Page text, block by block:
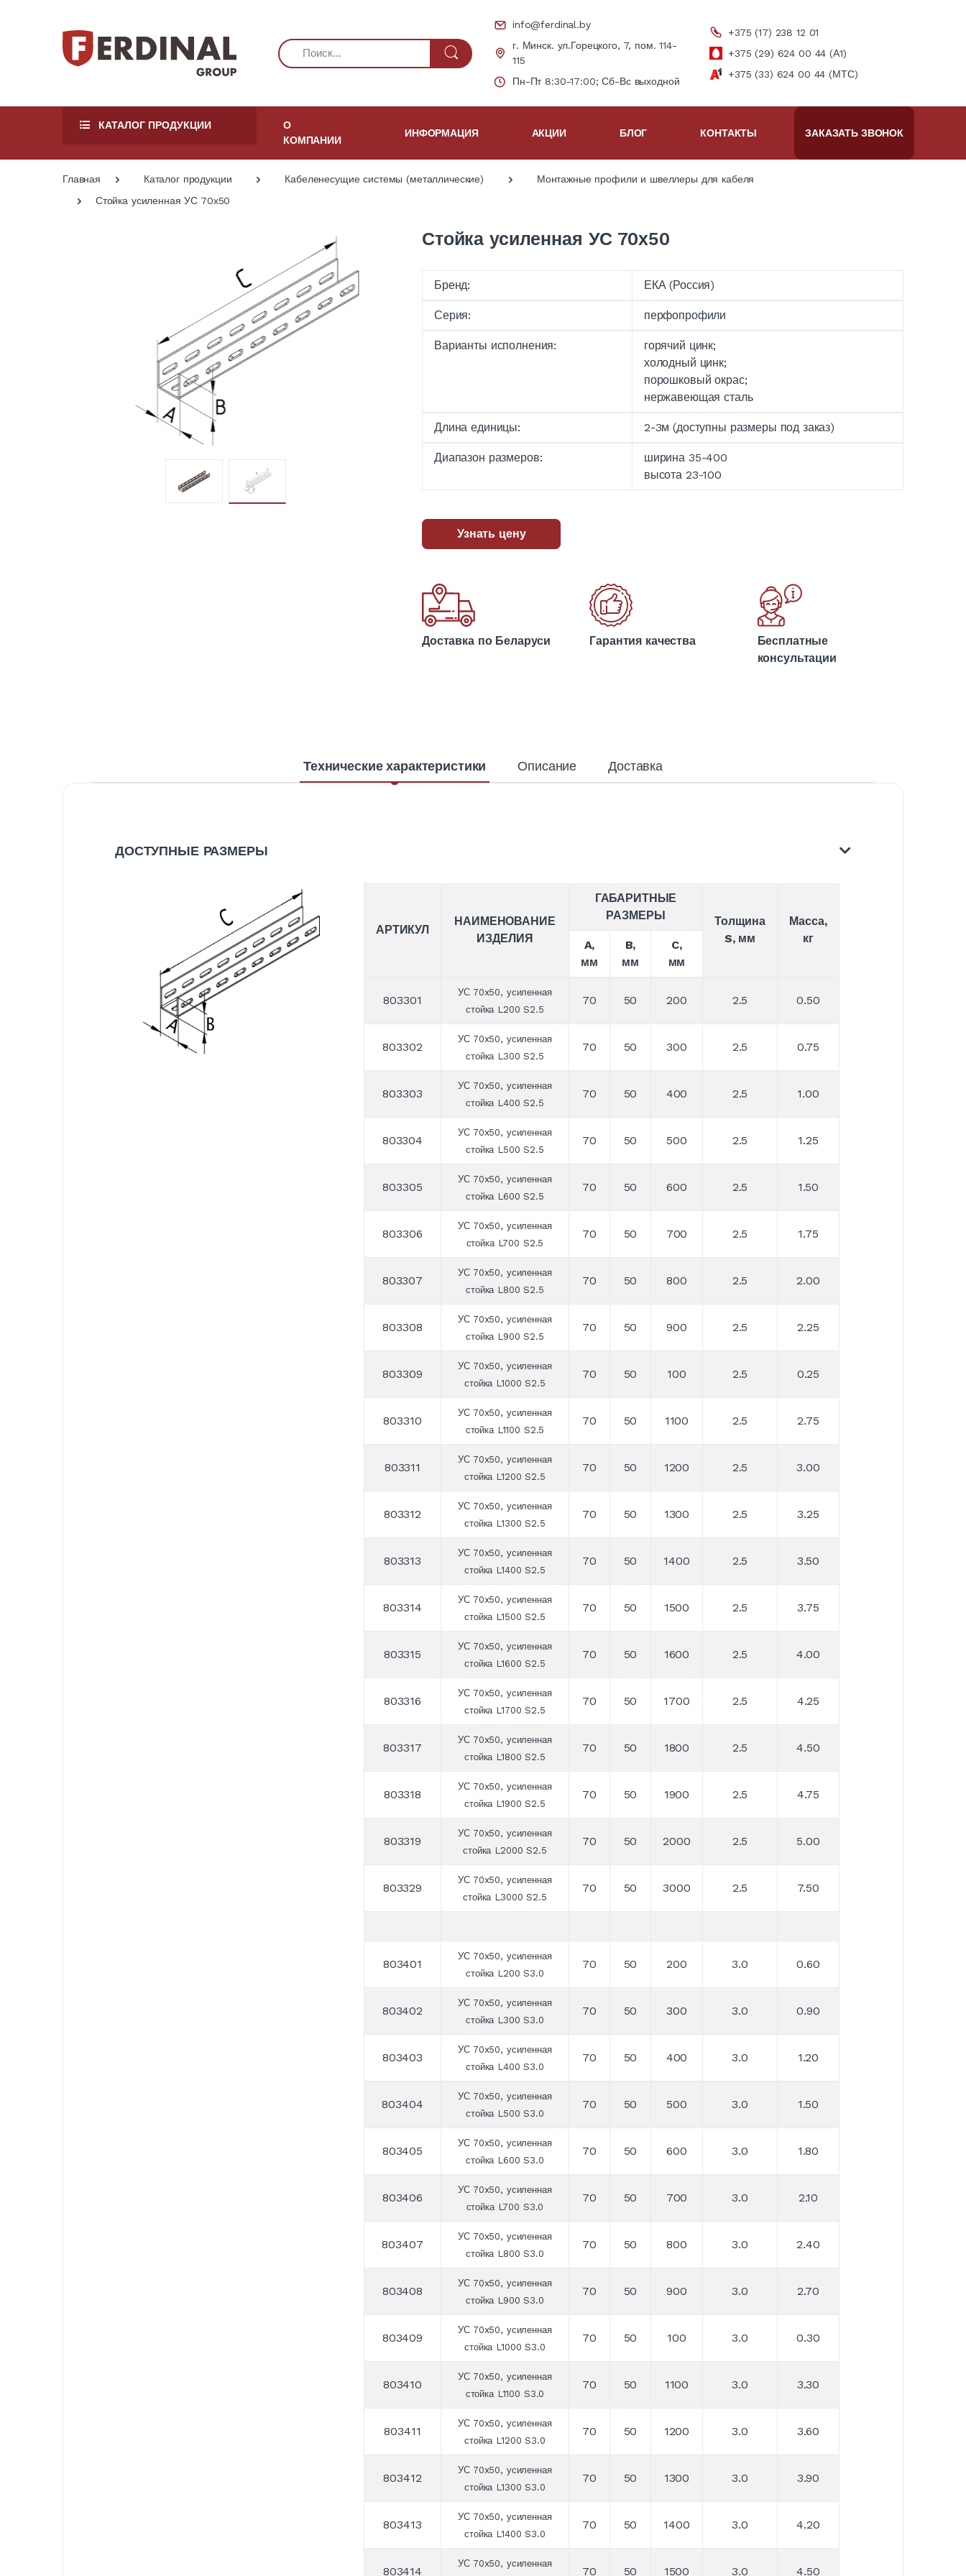
info@ferdinal.by
г. Минск. ул.Горецкого, 7, пом. 114-
115
Пн-Пт 8:30-17:00; Сб-Вс выходной
+375 (17) 238 12 01
+375 (29) 624 00 44 (А1)
+375 (33) 624 00 44 (МТС)
КАТАЛОГ ПРОДУКЦИИ
О
КОМПАНИИ
ИНФОРМАЦИЯ АКЦИИ БЛОГ КОНТАКТЫ ЗАКАЗАТЬ ЗВОНОК
Главная Каталог продукции Кабеленесущие системы (металлические)
Монтажные профили и швеллеры для кабеля
Стойка усиленная УС 70х50
Стойка усиленная УС 70х50
Бренд: ЕКА (Россия)
Серия: перфопрофили
Варианты исполнения:
горячий цинк;
холодный цинк;
порошковый окрас;
нержавеющая сталь
Длина единицы: 2-3м (доступны размеры под заказ)
Диапазон размеров:
ширина 35-400
высота 23-100
Узнать цену
Доставка по Беларуси Гарантия качества
Бесплатные
консультации
Технические характеристики Описание Доставка
ДОСТУПНЫЕ РАЗМЕРЫ
АРТИКУЛ
НАИМЕНОВАНИЕ
ИЗДЕЛИЯ
ГАБАРИТНЫЕ
РАЗМЕРЫ
Толщина
S, мм
Масса,
кг
A,
мм
B,
мм
C,
мм
803301
УС 70x50, усиленная
стойка L200 S2.5
70 50 200 2.5 0.50
803302
УС 70x50, усиленная
стойка L300 S2.5
70 50 300 2.5 0.75
803303
УС 70x50, усиленная
стойка L400 S2.5
70 50 400 2.5 1.00
803304
УС 70x50, усиленная
стойка L500 S2.5
70 50 500 2.5 1.25
803305
УС 70x50, усиленная
стойка L600 S2.5
70 50 600 2.5 1.50
803306
УС 70x50, усиленная
стойка L700 S2.5
70 50 700 2.5 1.75
803307
УС 70x50, усиленная
стойка L800 S2.5
70 50 800 2.5 2.00
803308
УС 70x50, усиленная
стойка L900 S2.5
70 50 900 2.5 2.25
803309
УС 70x50, усиленная
стойка L1000 S2.5
70 50 100 2.5 0.25
803310
УС 70x50, усиленная
стойка L1100 S2.5
70 50 1100 2.5 2.75
803311
УС 70x50, усиленная
стойка L1200 S2.5
70 50 1200 2.5 3.00
803312
УС 70x50, усиленная
стойка L1300 S2.5
70 50 1300 2.5 3.25
803313
УС 70x50, усиленная
стойка L1400 S2.5
70 50 1400 2.5 3.50
803314
УС 70x50, усиленная
стойка L1500 S2.5
70 50 1500 2.5 3.75
803315
УС 70x50, усиленная
стойка L1600 S2.5
70 50 1600 2.5 4.00
803316
УС 70x50, усиленная
стойка L1700 S2.5
70 50 1700 2.5 4.25
803317
УС 70x50, усиленная
стойка L1800 S2.5
70 50 1800 2.5 4.50
803318
УС 70x50, усиленная
стойка L1900 S2.5
70 50 1900 2.5 4.75
803319
УС 70x50, усиленная
стойка L2000 S2.5
70 50 2000 2.5 5.00
803329
УС 70x50, усиленная
стойка L3000 S2.5
70 50 3000 2.5 7.50
803401
УС 70x50, усиленная
стойка L200 S3.0
70 50 200 3.0 0.60
803402
УС 70x50, усиленная
стойка L300 S3.0
70 50 300 3.0 0.90
803403
УС 70x50, усиленная
стойка L400 S3.0
70 50 400 3.0 1.20
803404
УС 70x50, усиленная
стойка L500 S3.0
70 50 500 3.0 1.50
803405
УС 70x50, усиленная
стойка L600 S3.0
70 50 600 3.0 1.80
803406
УС 70x50, усиленная
стойка L700 S3.0
70 50 700 3.0 2.10
803407
УС 70x50, усиленная
стойка L800 S3.0
70 50 800 3.0 2.40
803408
УС 70x50, усиленная
стойка L900 S3.0
70 50 900 3.0 2.70
803409
УС 70x50, усиленная
стойка L1000 S3.0
70 50 100 3.0 0.30
803410
УС 70x50, усиленная
стойка L1100 S3.0
70 50 1100 3.0 3.30
803411
УС 70x50, усиленная
стойка L1200 S3.0
70 50 1200 3.0 3.60
803412
УС 70x50, усиленная
стойка L1300 S3.0
70 50 1300 3.0 3.90
803413
УС 70x50, усиленная
стойка L1400 S3.0
70 50 1400 3.0 4.20
803414
УС 70x50, усиленная
70 50 1500 3.0 4.50